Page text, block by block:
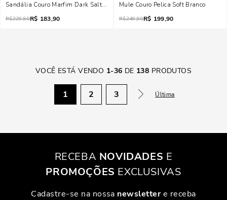
Sandália Couro Marfim Dark Salto Alto
R$229,90R$ 183,90
Mule Couro Pelica Soft Branco
R$249,90R$ 199,90
VOCÊ ESTÁ VENDO 1-36 DE 138 PRODUTOS
1 2 3 Última
RECEBA NOVIDADES E
PROMOÇÕES EXCLUSIVAS
Cadastre-se na nossa newslettere receba